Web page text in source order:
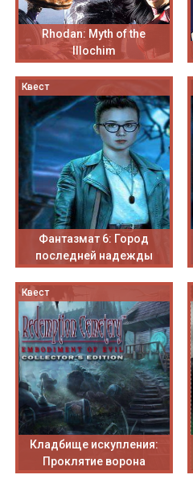
Rhodan: Myth of the
Illochim
Квест
Фантазмат 6: Город
последней надежды
Квест
Кладбище искупления:
Проклятие ворона